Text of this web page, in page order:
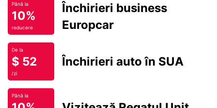
Până la
10%
reducere
Închirieri business
Europcar
De la
$ 52
/zi
Închirieri auto în SUA
Până la